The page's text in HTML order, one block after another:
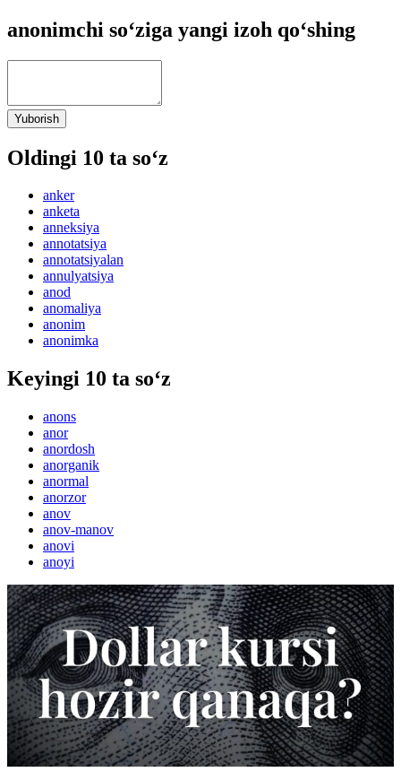
anonimchi so‘ziga yangi izoh qo‘shing
Yuborish
Oldingi 10 ta so‘z
anker
anketa
anneksiya
annotatsiya
annotatsiyalan
annulyatsiya
anod
anomaliya
anonim
anonimka
Keyingi 10 ta so‘z
anons
anor
anordosh
anorganik
anormal
anorzor
anov
anov-manov
anovi
anoyi